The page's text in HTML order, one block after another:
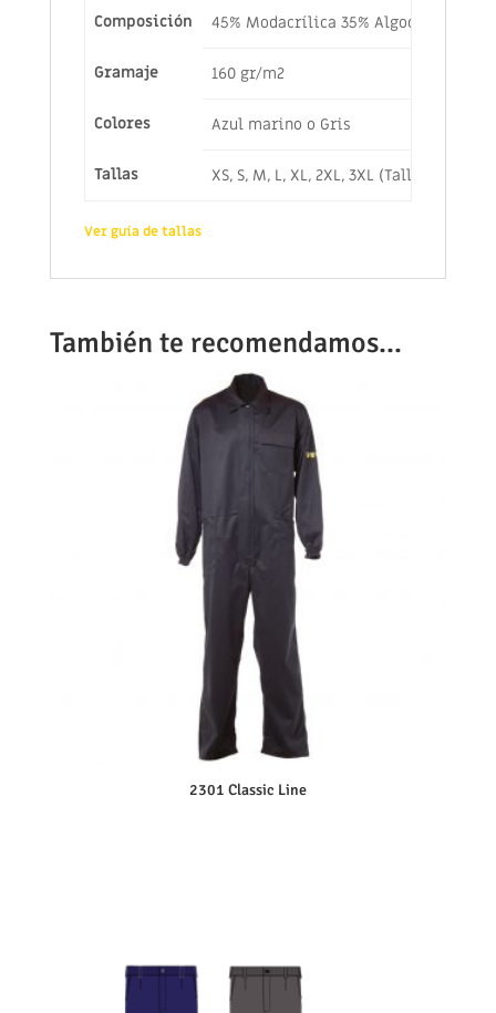
Composición 45% Modacrílica 35% Algodón
Gramaje 160 gr/m2
Colores Azul marino o Gris
Tallas XS, S, M, L, XL, 2XL, 3XL (Tallas
Ver guía de tallas
También te recomendamos…
2301 Classic Line